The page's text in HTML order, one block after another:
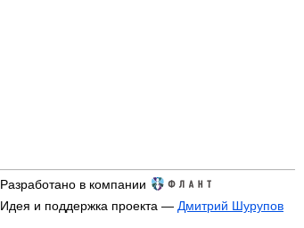
Разработано в компании
Идея и поддержка проекта — Дмитрий Шурупов